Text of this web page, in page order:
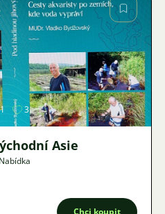
Obrázek
3
Asie
Nabídka
Chci koupit